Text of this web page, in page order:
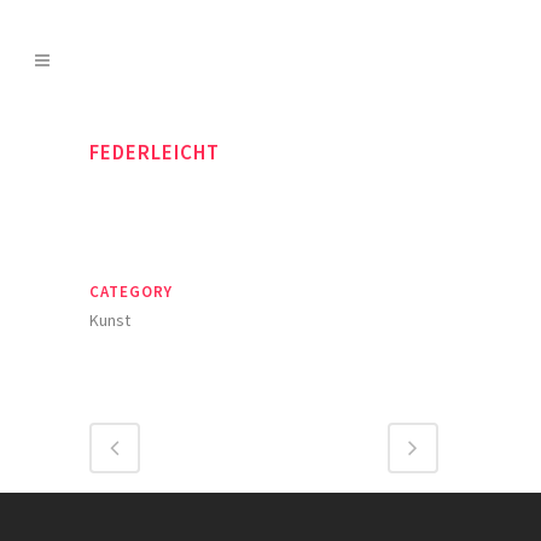
FEDERLEICHT
CATEGORY
Kunst